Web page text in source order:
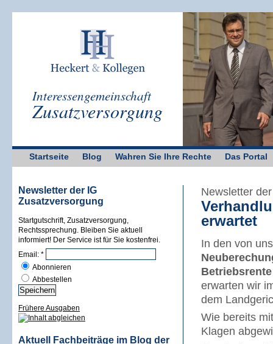
Interessengemeinschaft
Zusatzversorgung
Startseite Blog Wahren Sie Ihre Rechte Das Portal
Newsletter der IG
Zusatzversorgung
Startgutschrift, Zusatzversorgung,
Rechtssprechung. Bleiben Sie aktuell
informiert! Der Service ist für Sie kostenfrei.
Email: *
Abonnieren
Abbestellen
Frühere Ausgaben
Aktuell Fachbeiträge im Blog der
Newsletter
erwartet
In den von
erwarten wir
dem
Wie bereits
Klagen